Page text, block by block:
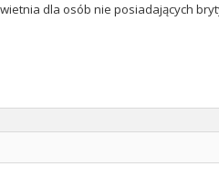
dla osób nie posiadających